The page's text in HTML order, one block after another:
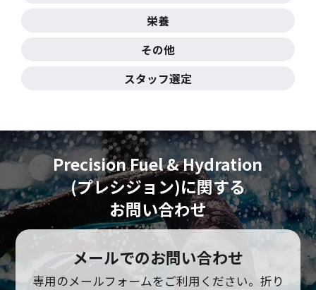
栄養
その他
スタッフ選定
Precision Fuel & Hydration
(プレシジョン)に関する
お問い合わせ
メールでのお問い合わせ
専用のメールフォームをご利用ください。 折り